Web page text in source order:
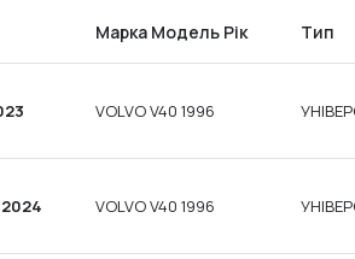
Марка Модель Рік Тип
VOLVO V40 1996
VOLVO V40 1996